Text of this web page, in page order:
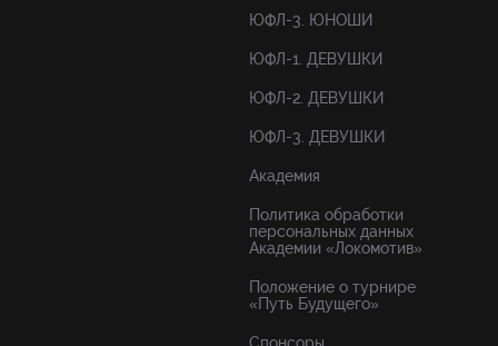
ЮФЛ-3. ЮНОШИ
ЮФЛ-1. ДЕВУШКИ
ЮФЛ-2. ДЕВУШКИ
ЮФЛ-3. ДЕВУШКИ
Академия
Политика обработки
персональных данных
Академии «Локомотив»
Положение о турнире
«Путь Будущего»